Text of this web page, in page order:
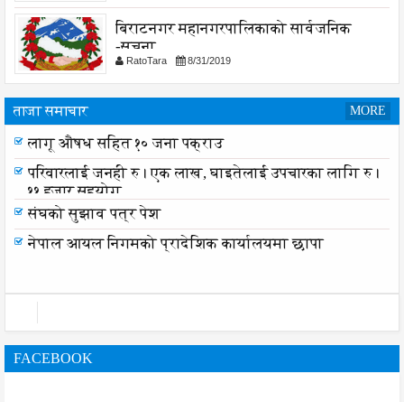
बिराटनगर महानगरपालिकाको सार्वजनिक
-सुचना
RatoTara 8/31/2019
ताजा समाचार MORE
लागू औषध सहित १० जना पक्राउ
लागू औषध सहित १० जना पक्राउ
परिवारलाई जनही रु। एक लाख, घाइतेलाई उपचारका लागि रु।
११ हजार सहयोग
संघको सुझाव पत्र पेश
नेपाल आयल निगमको प्रादेशिक कार्यालयमा छापा
FACEBOOK